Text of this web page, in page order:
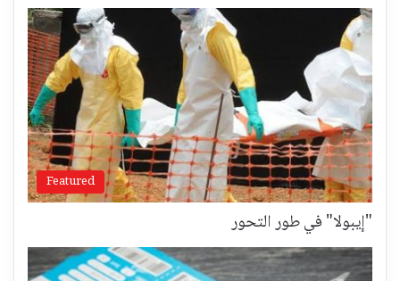
Featured
"إيبولا" في طور التحور